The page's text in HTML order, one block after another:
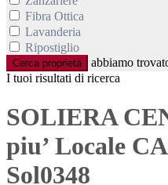
Fibra Ottica
Lavanderia
Ripostiglio
Cerca proprietà abbiamo
I tuoi risultati di ricerca
SOLIERA
piu’ Locale
Sol0348